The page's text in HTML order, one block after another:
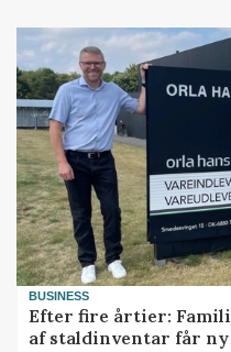
BUSINESS
Efter fire årtier:
af staldinventar får ny